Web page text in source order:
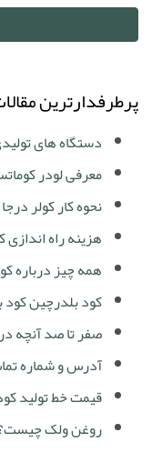
پرطرفدارترین
دستگاه های
معرفی لودر
نحوه کار کولر
هزینه راه
همه چیز درباره
کود بلدرچین
صفر تا صد آنچه
آدرس و شماره
قیمت خط تولید
روغن ولک چیست؟ 10 مزیت و کاربرد روغن ولک در